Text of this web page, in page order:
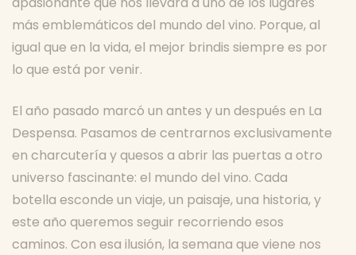
más emblemáticos del mundo del vino. Porque, al
igual que en la vida, el mejor brindis siempre es por
lo que está por venir.
El año pasado marcó un antes y un después en La
Despensa. Pasamos de centrarnos exclusivamente
en charcutería y quesos a abrir las puertas a otro
universo fascinante: el mundo del vino. Cada
botella esconde un viaje, un paisaje, una historia, y
este año queremos seguir recorriendo esos
caminos. Con esa ilusión, la semana que viene nos